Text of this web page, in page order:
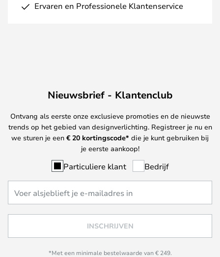
Ervaren en Professionele Klantenservice
Nieuwsbrief - Klantenclub
Ontvang als eerste onze exclusieve promoties en de nieuwste
trends op het gebied van designverlichting. Registreer je nu en
we sturen je een € 20 kortingscode* die je kunt gebruiken bij
je eerste aankoop!
Particuliere klant Bedrijf
INSCHRIJVEN
*Met een minimale bestelwaarde van € 249.